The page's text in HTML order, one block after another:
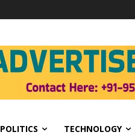
POLITICS TECHNOLOGY